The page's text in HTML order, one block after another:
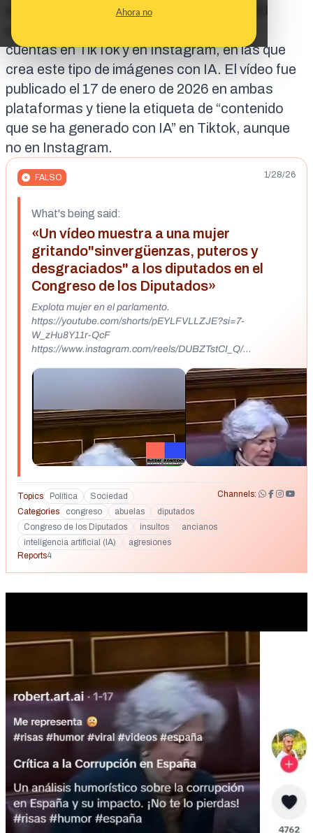
Ahora no
sido generado con inteligencia artificial. El
usuario que lo creó, @rober.art.ai, tiene
cuentas enTikToky enInstagram, en las que
crea este tipo de imágenes con IA. El vídeo fue
publicado el 17 de enero de 2026 en ambas
plataformas y tiene la etiqueta de “contenido
que se ha generado con IA” en Tiktok, aunque
no en Instagram.
FALSO 1/28/26
What's being said:
«Un vídeo muestra a una mujer
gritando"sinvergüenzas, puteros y
desgraciados" a los diputados en el
Congreso de los Diputados»
Explota mujer en el parlamento.
https://youtube.com/shorts/pEYLFVLLZJE?si=7-
W_zHu8Y11r-QcF
https://www.instagram.com/reels/DUBZTstCI_Q/
?hl=es https://www.instagram.com/reels/DTupqLOCKYp/
https://www.instagram.com/reel/DUl0qrXDCQU/
https://www.facebook.com/groups/javierruizporlaverdad/po
sts/1385706822880927/
Topics Política Sociedad
Channels:
Categories
congreso abuelas
diputados
Congreso de los Diputados
insultos
ancianos
inteligencia artificial (IA)
agresiones
Reports4